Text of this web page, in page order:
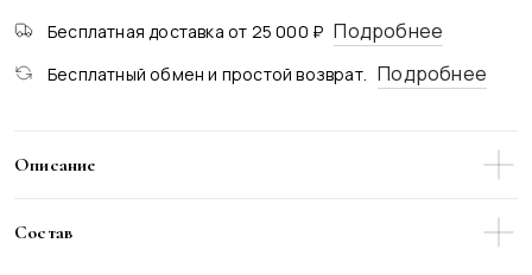
Бесплатная доставка от 25 000 ₽ Подробнее
Бесплатный обмен и простой возврат. Подробнее
Описание
оттенка, который придаёт образу утончённую
выразительность. Лёгкая ткань создаёт плавный, почти
Состав